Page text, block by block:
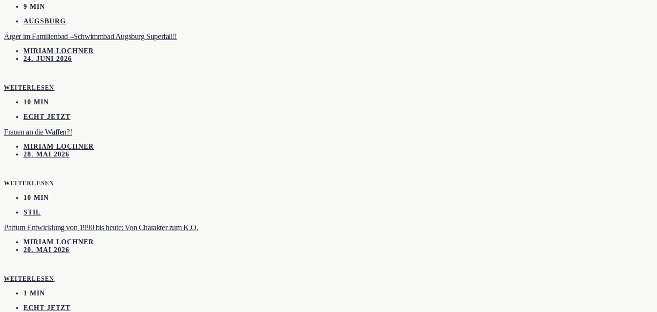
9 MIN
AUGSBURG
Ärger im Familienbad –Schwimmbad Augsburg Superfail!!
MIRIAM LOCHNER
24. JUNI 2026
WEITERLESEN
10 MIN
ECHT JETZT
Frauen an die Waffen?!
MIRIAM LOCHNER
28. MAI 2026
WEITERLESEN
10 MIN
STIL
Parfum Entwicklung von 1990 bis heute: Von Charakter zum K.O.
MIRIAM LOCHNER
20. MAI 2026
WEITERLESEN
1 MIN
ECHT JETZT